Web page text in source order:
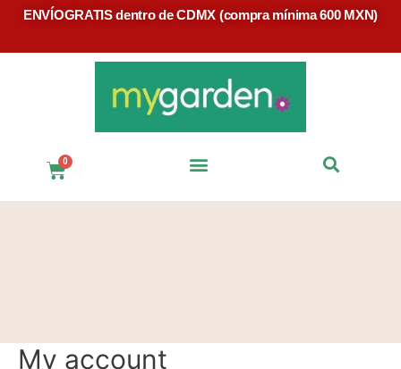
ENVÍOGRATIS dentro de CDMX (compra mínima 600 MXN)
$
My account